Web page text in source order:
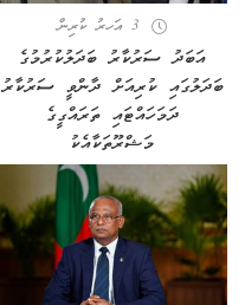
3 އަހރު ކުރިން
އަބަދު ސަރުކާރު ބަދަލުކުރުމުގެ
ބަދަލުގައި ކުރިއަށް ދާންވީ ސަރުކާރު
ދަމަހައްޓައި ތަރައްގީގެ
މަޝްރޫތަކާއެކު